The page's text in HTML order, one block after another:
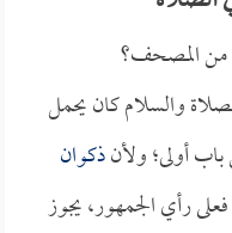
من المصحف؟
والسلام كان يحمل
أولى؛ ولأنذكوان
رأي الجمهور، يجوز